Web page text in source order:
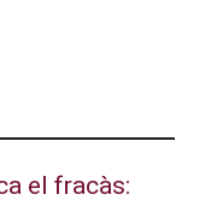
el fracàs: